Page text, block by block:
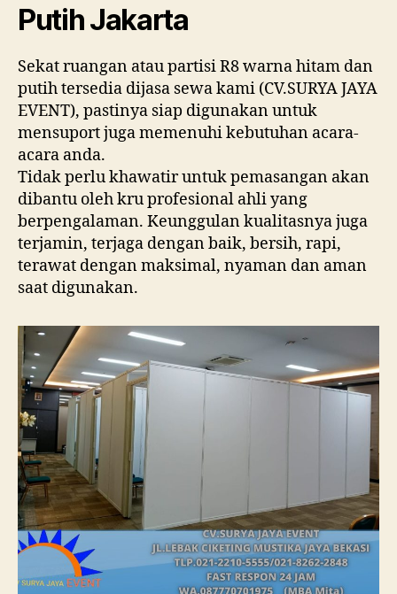
Putih Jakarta
Sekat ruangan atau partisi R8 warna hitam dan
putih tersedia dijasa sewa kami (CV.SURYA JAYA
EVENT), pastinya siap digunakan untuk
mensuport juga memenuhi kebutuhan acara-
acara anda.
Tidak perlu khawatir untuk pemasangan akan
dibantu oleh kru profesional ahli yang
berpengalaman. Keunggulan kualitasnya juga
terjamin, terjaga dengan baik, bersih, rapi,
terawat dengan maksimal, nyaman dan aman
saat digunakan.